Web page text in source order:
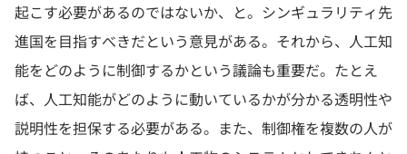
起こす必要があるのではないか、と。シンギュラリティ先
進国を目指すべきだという意見がある。それから、人工知
能をどのように制御するかという議論も重要だ。たとえ
ば、人工知能がどのように動いているかが分かる透明性や
説明性を担保する必要がある。また、制御権を複数の人が